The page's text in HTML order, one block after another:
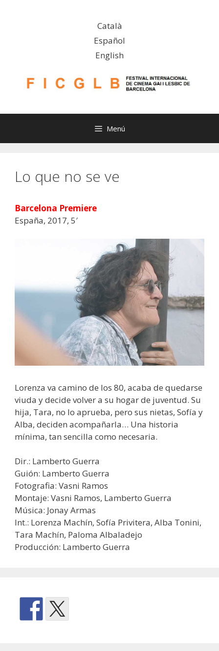
Català
Español
English
Menú
Lo que no se ve
Barcelona Premiere
España, 2017, 5′
Lorenza va camino de los 80, acaba de quedarse
viuda y decide volver a su hogar de juventud. Su
hija, Tara, no lo aprueba, pero sus nietas, Sofía y
Alba, deciden acompañarla… Una historia
mínima, tan sencilla como necesaria.
Dir.: Lamberto Guerra
Guión: Lamberto Guerra
Fotografia: Vasni Ramos
Montaje: Vasni Ramos, Lamberto Guerra
Música: Jonay Armas
Int.: Lorenza Machín, Sofía Privitera, Alba Tonini,
Tara Machín, Paloma Albaladejo
Producción: Lamberto Guerra